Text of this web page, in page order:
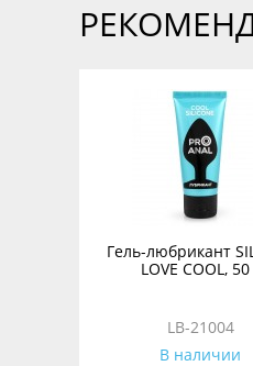
Гель-любрикант
LOVE COOL, 50
LB-21004
В наличии